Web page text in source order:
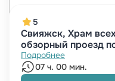
5
Свияжск, Храм
обзорный проезд
Подробнее
07 ч. 00 мин.